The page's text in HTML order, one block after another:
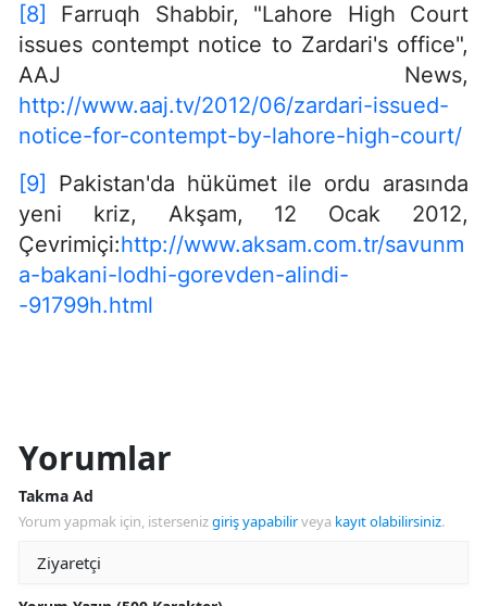
[8]
Farruqh Shabbir, "Lahore High Court
issues contempt notice to Zardari's office",
AAJ News,
http://www.aaj.tv/2012/06/zardari-issued-
notice-for-contempt-by-lahore-high-court/
[9]
Pakistan'da hükümet ile ordu arasında
yeni kriz, Akşam, 12 Ocak 2012,
Çevrimiçi:http://www.aksam.com.tr/savunm
a-bakani-lodhi-gorevden-alindi-
-91799h.html
Yorumlar
Takma Ad
Yorum yapmak için, istersenizgiriş yapabilirveya kayıt olabilirsiniz.